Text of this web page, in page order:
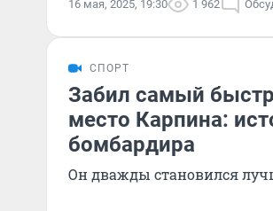
16 мая, 2025, 19:30 1 962
СПОРТ
Забил самый
место Карпина:
бомбардира
Он дважды становился